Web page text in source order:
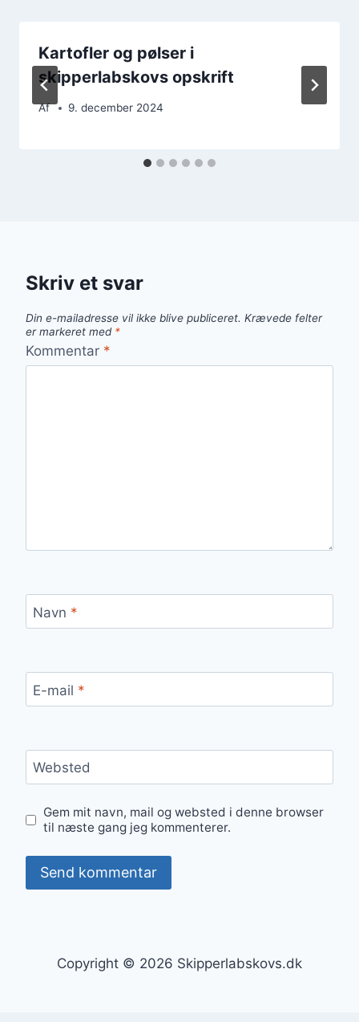
Kartofler og pølser i
skipperlabskovs opskrift
Af 9. december 2024
Skriv et svar
Din e-mailadresse vil ikke blive publiceret. Krævede felter
er markeret med *
Kommentar *
Navn *
E-mail *
Websted
Gem mit navn, mail og websted i denne browser
til næste gang jeg kommenterer.
Copyright © 2026 Skipperlabskovs.dk